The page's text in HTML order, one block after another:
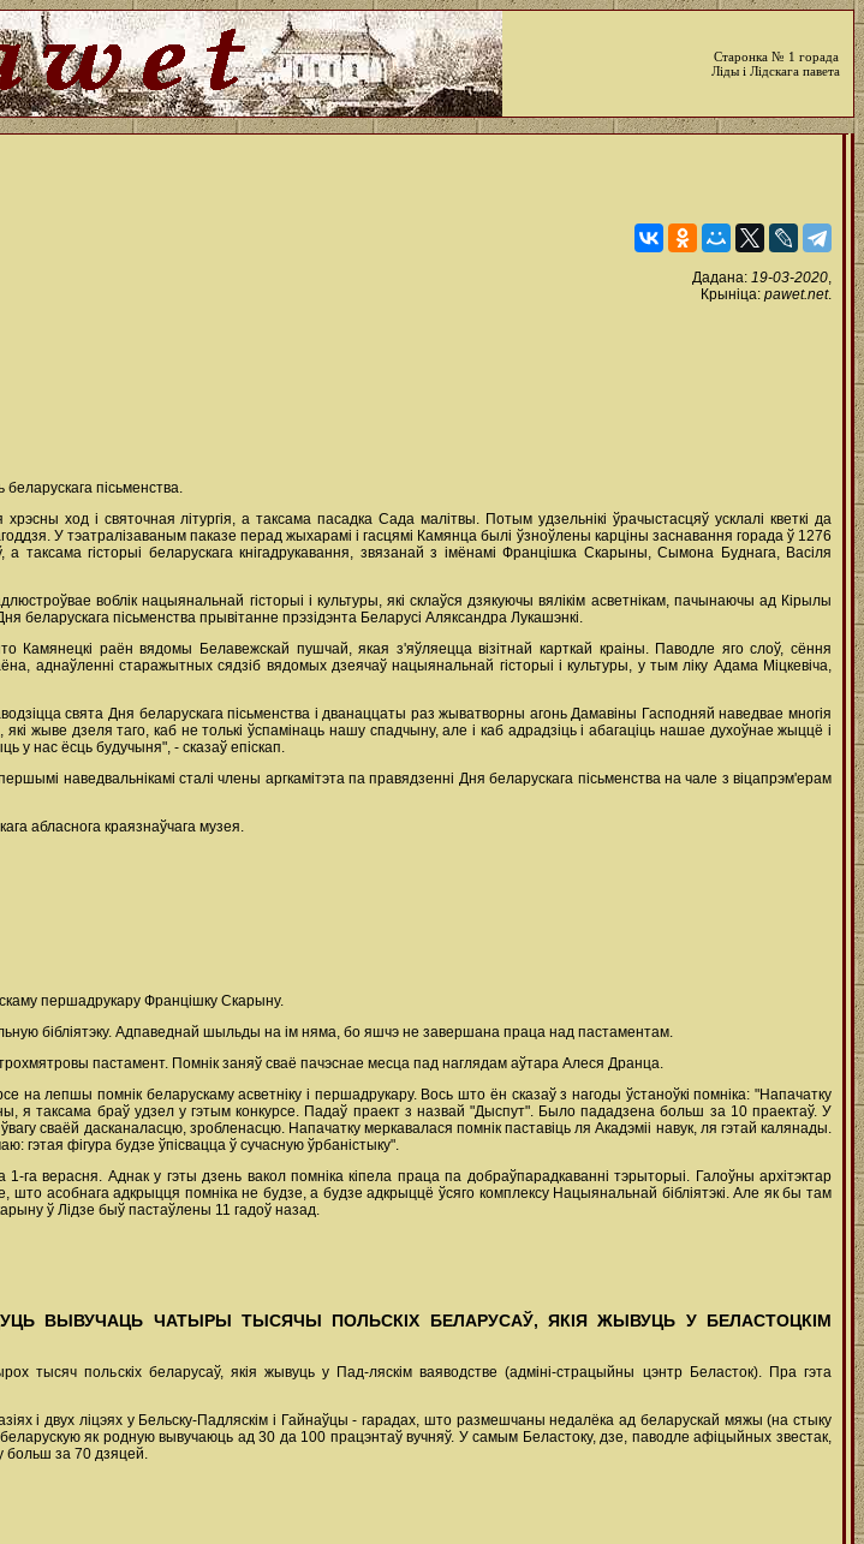
Старонка № 1 горада
Ліды і Лідскага павета
Дадана: 19-03-2020,
Крыніца: pawet.net.
пісьменства.
ход і святочная літургія, а таксама пасадка Сада малітвы. Потым удзельнікі ўрачыстасцяў усклалі кветкі да
У тэатралізаваным паказе перад жыхарамі і гасцямі Камянца былі ўзноўлены карціны заснавання горада ў 1276
таксама гісторыі беларускага кнігадрукавання, звязанай з імёнамі Францішка Скарыны, Сымона Буднага, Васіля
воблік нацыянальнай гісторыі і культуры, які склаўся дзякуючы вялікім асветнікам, пачынаючы ад Кірылы
беларускага пісьменства прывітанне прэзідэнта Беларусі Аляксандра Лукашэнкі.
Камянецкі раён вядомы Белавежскай пушчай, якая з'яўляецца візітнай карткай краіны. Паводле яго слоў, сёння
аднаўленні старажытных сядзіб вядомых дзеячаў нацыянальнай гісторыі і культуры, у тым ліку Адама Міцкевіча,
свята Дня беларускага пісьменства і дванаццаты раз жыватворны агонь Дамавіны Гасподняй наведвае многія
жыве дзеля таго, каб не толькі ўспамінаць нашу спадчыну, але і каб адрадзіць і абагаціць нашае духоўнае жыццё і
у нас ёсць будучыня", - сказаў епіскап.
наведвальнікамі сталі члены аргкамітэта па правядзенні Дня беларускага пісьменства на чале з віцапрэм'ерам
абласнога краязнаўчага музея.
першадрукару Францішку Скарыну.
бібліятэку. Адпаведнай шыльды на ім няма, бо яшчэ не завершана праца над пастаментам.
пастамент. Помнік заняў сваё пачэснае месца пад наглядам аўтара Алеся Дранца.
на лепшы помнік беларускаму асветніку і першадрукару. Вось што ён сказаў з нагоды ўстаноўкі помніка: "Напачатку
я таксама браў удзел у гэтым конкурсе. Падаў праект з назвай "Дыспут". Было пададзена больш за 10 праектаў. У
сваёй дасканаласцю, зробленасцю. Напачатку меркавалася помнік паставіць ля Акадэміі навук, ля гэтай калянады.
гэтая фігура будзе ўпісвацца ў сучасную ўрбаністыку".
верасня. Аднак у гэты дзень вакол помніка кіпела праца па добраўпарадкаванні тэрыторыі. Галоўны архітэктар
што асобнага адкрыцця помніка не будзе, а будзе адкрыццё ўсяго комплексу Нацыянальнай бібліятэкі. Але як бы там
ў Лідзе быў пастаўлены 11 гадоў назад.
ВЫВУЧАЦЬ ЧАТЫРЫ ТЫСЯЧЫ ПОЛЬСКІХ БЕЛАРУСАЎ, ЯКІЯ ЖЫВУЦЬ У БЕЛАСТОЦКІМ
тысяч польскіх беларусаў, якія жывуць у Пад-ляскім ваяводстве (адміні-страцыйны цэнтр Беласток). Пра гэта
і двух ліцэях у Бельску-Падляскім і Гайнаўцы - гарадах, што размешчаны недалёка ад беларускай мяжы (на стыку
як родную вывучаюць ад 30 да 100 працэнтаў вучняў. У самым Беластоку, дзе, паводле афіцыйных звестак,
больш за 70 дзяцей.